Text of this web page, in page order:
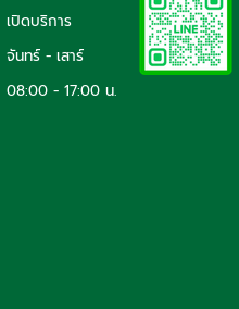
เปิดบริการ
จันทร์ - เสาร์
08:00 - 17:00 น.